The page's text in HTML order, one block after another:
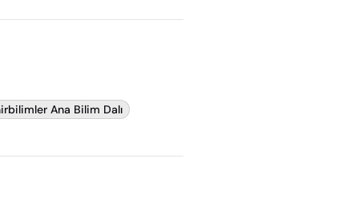
Ana Bilim Dalı